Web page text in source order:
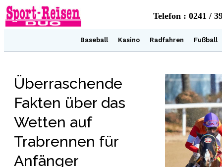
Telefon : 0241 /